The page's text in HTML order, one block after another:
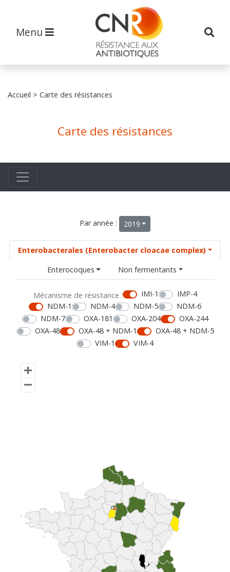
Menu
Accueil > Carte des résistances
Carte des résistances
Par année : 2019
Enterobacterales (Enterobacter cloacae complex)
Enterocoques
Non fermentants
Mécanisme de résistance : IMI-1
IMP-4
NDM-1
NDM-4 NDM-5
NDM-6
NDM-7
OXA-181 OXA-204
OXA-244
OXA-48
OXA-48 + NDM-1
OXA-48 + NDM-5
VIM-1
VIM-4